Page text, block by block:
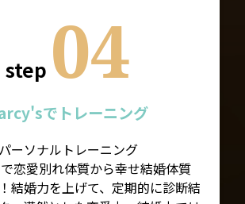
step 04
でトレーニング
ーソナルトレーニング
で恋愛別れ体質から幸せ結婚体質
結婚力を上げて、定期的に診断結